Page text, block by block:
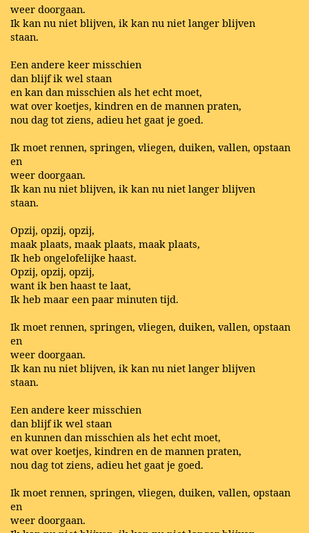
weer doorgaan.
Ik kan nu niet blijven, ik kan nu niet langer blijven
staan.
Een andere keer misschien
dan blijf ik wel staan
en kan dan misschien als het echt moet,
wat over koetjes, kindren en de mannen praten,
nou dag tot ziens, adieu het gaat je goed.
Ik moet rennen, springen, vliegen, duiken, vallen, opstaan
en
weer doorgaan.
Ik kan nu niet blijven, ik kan nu niet langer blijven
staan.
Opzij, opzij, opzij,
maak plaats, maak plaats, maak plaats,
Ik heb ongelofelijke haast.
Opzij, opzij, opzij,
want ik ben haast te laat,
Ik heb maar een paar minuten tijd.
Ik moet rennen, springen, vliegen, duiken, vallen, opstaan
en
weer doorgaan.
Ik kan nu niet blijven, ik kan nu niet langer blijven
staan.
Een andere keer misschien
dan blijf ik wel staan
en kunnen dan misschien als het echt moet,
wat over koetjes, kindren en de mannen praten,
nou dag tot ziens, adieu het gaat je goed.
Ik moet rennen, springen, vliegen, duiken, vallen, opstaan
en
weer doorgaan.